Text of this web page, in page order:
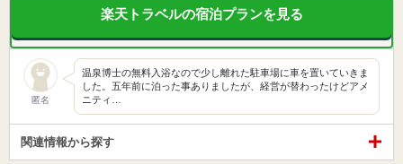
楽天トラベルの宿泊プランを見る
匿名
温泉博士の無料入浴なので少し離れた駐車場に車を置いていきま
した。五年前に泊った事ありましたが、経営が替わったけどアメ
ニティ…
関連情報から探す